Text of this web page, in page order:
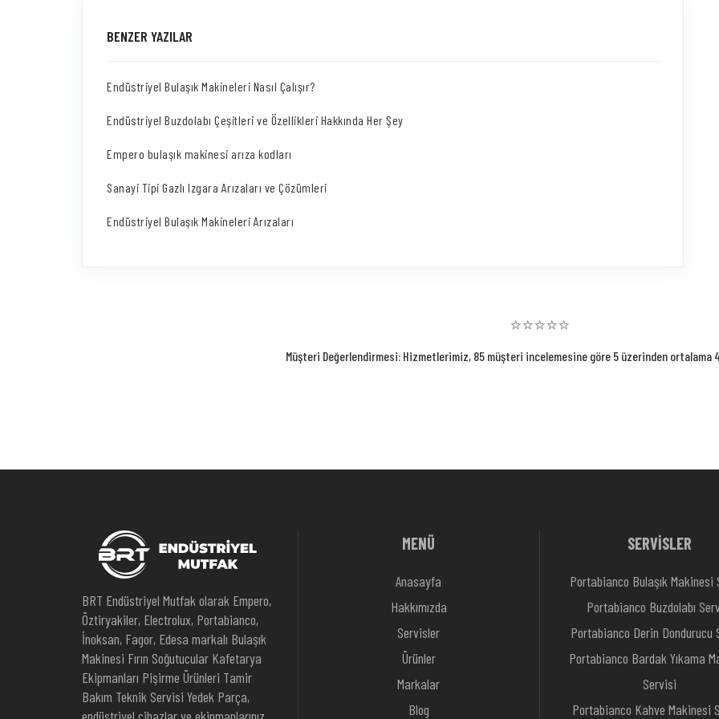
BENZER YAZILAR
Endüstriyel Bulaşık Makineleri Nasıl Çalışır?
Endüstriyel Buzdolabı Çeşitleri ve Özellikleri Hakkında Her Şey
Empero bulaşık makinesi arıza kodları
Sanayi Tipi Gazlı Izgara Arızaları ve Çözümleri
Endüstriyel Bulaşık Makineleri Arızaları
⭐⭐⭐⭐⭐
Müşteri Değerlendirmesi: Hizmetlerimiz, 85 müşteri incelemesine göre 5 üzerinden ortalama
BRT Endüstriyel Mutfak olarak Empero,
Öztiryakiler, Electrolux, Portabianco,
İnoksan, Fagor, Edesa markalı Bulaşık
Makinesi Fırın Soğutucular Kafetarya
Ekipmanları Pişirme Ürünleri Tamir
Bakım Teknik Servisi Yedek Parça,
MENÜ
Anasayfa
Hakkımızda
Servisler
Ürünler
Markalar
Blog
SERVİSLER
Portabianco Bulaşık Makinesi
Portabianco Buzdolabı
Portabianco Derin Dondurucu
Portabianco Bardak Yıkama
Servisi
Portabianco Kahve Makinesi